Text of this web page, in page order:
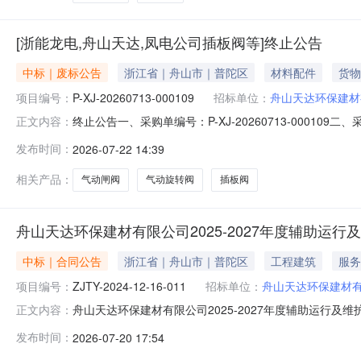
[浙能龙电,舟山天达,凤电公司插板阀等]终止公告
中标｜废标公告 浙江省｜舟山市｜普陀区 材料配件
货物
项目编号： P-XJ-20260713-000109 招标单位： 舟山天达环保建
正文内容： 终止公告一、采购单编号：P-XJ-20260713-000109二
行项目备注1插板阀\PZ73H-10C\DN200\WCB\手动4只
发布时间： 2026-07-22 14:39
相关产品：
气动闸阀 气动旋转阀 插板阀
舟山天达环保建材有限公司2025-2027年度辅助运行
中标｜合同公告 浙江省｜舟山市｜普陀区 工程建筑
服务
项目编号： ZJTY-2024-12-16-011 招标单位： 舟山天达环保建材
正文内容： 舟山天达环保建材有限公司2025-2027年度辅助运行及
段（包）名称：舟山天达环保建材有限公司2025-2027
发布时间： 2026-07-20 17:54